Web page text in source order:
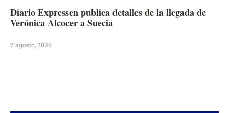
Diario Expressen publica detalles de la llegada de
Verónica Alcocer a Suecia
7 agosto, 2026